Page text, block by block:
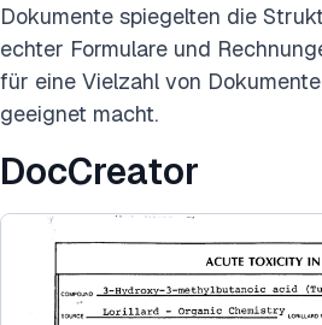
Dokumente spiegelten die
echter Formulare und
für eine Vielzahl von
geeignet macht.
DocCreator